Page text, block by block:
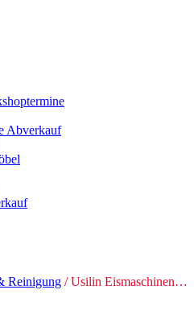
Abverkauf
Reinigung / Usilin Eismaschinen Desinfektionsmittel 10 kg